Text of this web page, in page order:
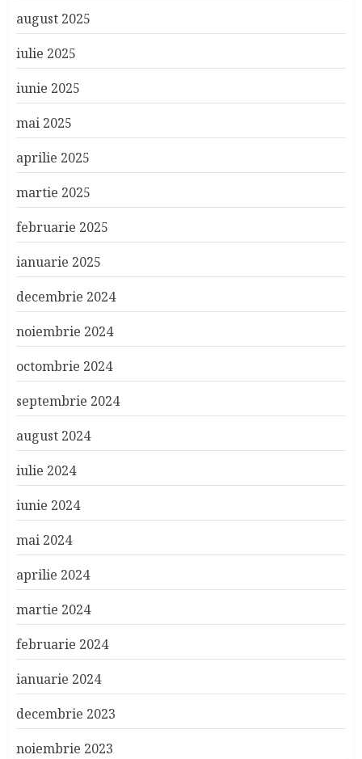
august 2025
iulie 2025
iunie 2025
mai 2025
aprilie 2025
martie 2025
februarie 2025
ianuarie 2025
decembrie 2024
noiembrie 2024
octombrie 2024
septembrie 2024
august 2024
iulie 2024
iunie 2024
mai 2024
aprilie 2024
martie 2024
februarie 2024
ianuarie 2024
decembrie 2023
noiembrie 2023